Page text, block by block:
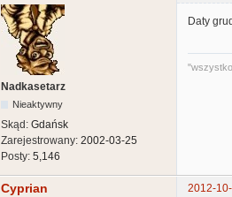
Nadkasetarz
Nieaktywny
Skąd: Gdańsk
Zarejestrowany: 2002-03-25
Posty: 5,146
Daty
Cyprian 2012-